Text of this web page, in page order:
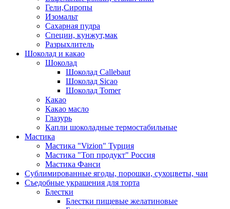
Гели,Сиропы
Изомальт
Сахарная пудра
Специи, кунжут,мак
Разрыхлитель
Шоколад и какао
Шоколад
Шоколад Callebaut
Шоколад Sicao
Шоколад Tomer
Какао
Какао масло
Глазурь
Капли шоколадные термостабильные
Мастика
Мастика "Vizion" Турция
Мастика "Топ продукт" Россия
Мастика Фанси
Сублимированные ягоды, порошки, сухоцветы, чаи
Съедобные украшения для торта
Блестки
Блестки пищевые желатиновые